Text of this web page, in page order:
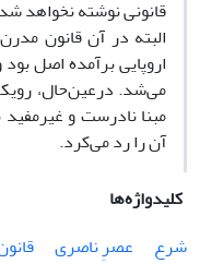
قانونی نوشته نخواهد
البته در آن قانون
اروپایی برآمده اصل
می‌شد. درعین‌حال،
مبنا نادرست و
آن را رد می‌کرد.
کلیدواژه‌ها
شرع
عصرِ ناصری